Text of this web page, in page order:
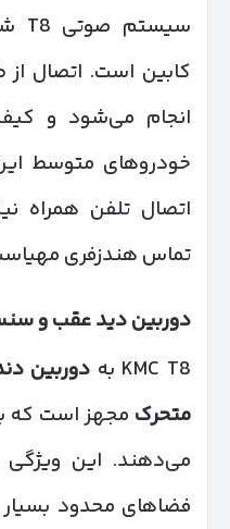
سیستم صوتی T8 شامل
انجام می‌شود و
خودروهای متوسط
اتصال تلفن همراه
تماس هندزفری
دوربین دید عقب و
KMC T8 به
دوربین
متحرک مجهز است که
می‌دهند. این ویژگی
فضاهای محدود بسیار